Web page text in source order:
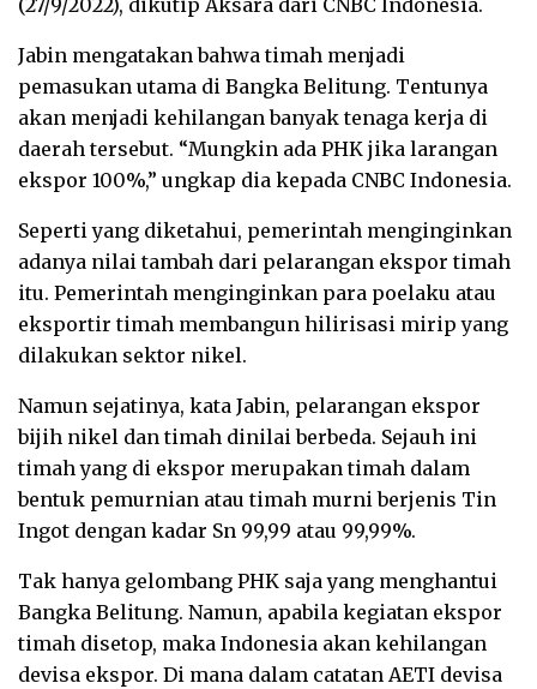
(27/9/2022), dikutip Aksara dari CNBC Indonesia.
Jabin mengatakan bahwa timah menjadi
pemasukan utama di Bangka Belitung. Tentunya
akan menjadi kehilangan banyak tenaga kerja di
daerah tersebut. “Mungkin ada PHK jika larangan
ekspor 100%,” ungkap dia kepada CNBC Indonesia.
Seperti yang diketahui, pemerintah menginginkan
adanya nilai tambah dari pelarangan ekspor timah
itu. Pemerintah menginginkan para poelaku atau
eksportir timah membangun hilirisasi mirip yang
dilakukan sektor nikel.
Namun sejatinya, kata Jabin, pelarangan ekspor
bijih nikel dan timah dinilai berbeda. Sejauh ini
timah yang di ekspor merupakan timah dalam
bentuk pemurnian atau timah murni berjenis Tin
Ingot dengan kadar Sn 99,99 atau 99,99%.
Tak hanya gelombang PHK saja yang menghantui
Bangka Belitung. Namun, apabila kegiatan ekspor
timah disetop, maka Indonesia akan kehilangan
devisa ekspor. Di mana dalam catatan AETI devisa